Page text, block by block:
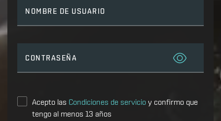
NOMBRE DE USUARIO
CONTRASEÑA
Acepto las Condiciones de servicio y confirmo que
tengo al menos 13 años